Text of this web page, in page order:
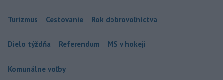
Turizmus Cestovanie Rok dobrovoľníctva
Dielo týždňa Referendum MS v hokeji
Komunálne voľby